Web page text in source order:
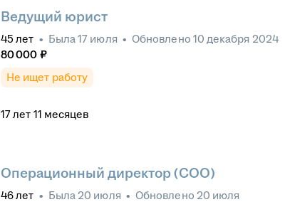
Ведущий юрист
45 лет • Была17 июля • Обновлено 10 декабря 2024
80 000 ₽
Не ищет работу
17лет 11 месяцев
Операционный директор (COO)
46лет • Была 20 июля • Обновлено 20 июля